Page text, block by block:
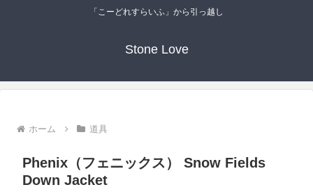
「こーどれすらいふ」から引っ越し
Stone Love
ホーム 道具
Phenix（フェニックス） Snow Fields
Down Jacket